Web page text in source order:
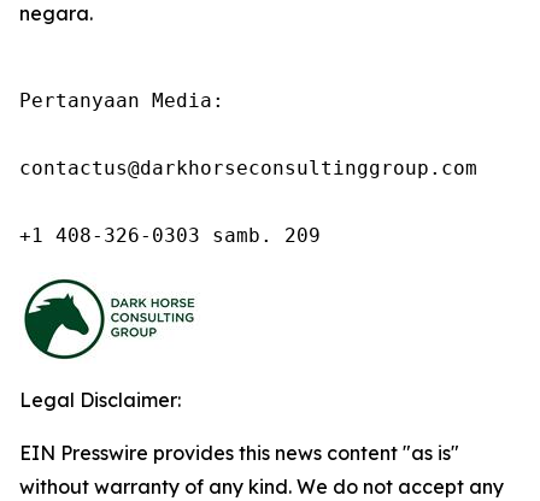
negara.
Pertanyaan Media:
contactus@darkhorseconsultinggroup.com
+1 408-326-0303 samb. 209
Legal Disclaimer:
EIN Presswire provides this news content "as is"
without warranty of any kind. We do not accept any